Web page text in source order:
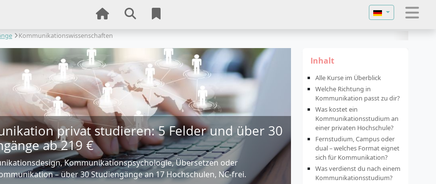
Sprache
Kommunikationswissenschaften
privat studieren: 5 Felder und über 30
ab 219 €
Kommunikationspsychologie, Übersetzen oder
– über 30 Studiengänge an 17 Hochschulen, NC-frei.
Inhalt
Alle Kurse im Überblick
Welche Richtung in
Kommunikation passt zu dir?
Was kostet ein
Kommunikationsstudium an
einer privaten Hochschule?
Fernstudium, Campus oder
dual – welches Format eignet
sich für Kommunikation?
Was verdienst du nach einem
Kommunikationsstudium?